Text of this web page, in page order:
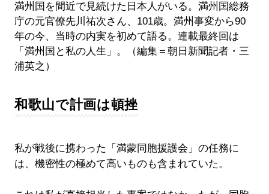
満州国を間近で見続けた日本人がいる。満州国総務
庁の元官僚先川祐次さん、101歳。満州事変から90
年の今、当時の内実を初めて語る。連載最終回は
「満州国と私の人生」。（編集＝朝日新聞記者・三
浦英之）
和歌山で計画は頓挫
私が戦後に携わった「満蒙同胞援護会」の任務に
は、機密性の極めて高いものも含まれていた。